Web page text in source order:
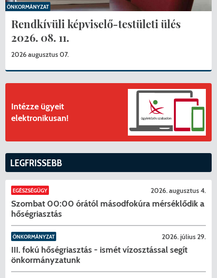
Rendkívüli képviselő-testületi ülés
2026. 08. 11.
2026 augusztus 07.
ÖNKORMÁNYZAT
Intézze ügyeit
elektronikusan!
LEGFRISSEBB
EGÉSZSÉGÜGY 2026. augusztus 4.
Szombat 00:00 órától másodfokúra mérséklődik a
hőségriasztás
ÖNKORMÁNYZAT 2026. július 29.
III. fokú hőségriasztás - ismét vízosztással segít
önkormányzatunk